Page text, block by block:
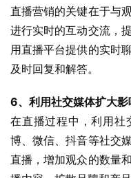
直播营销的关键在于与
进行实时的互动交流，
用直播平台提供的实时
及时回复和解答。
6、利用社交媒体扩大影
在直播过程中，利用社
博、微信、抖音等社交
直播，增加观众的数量